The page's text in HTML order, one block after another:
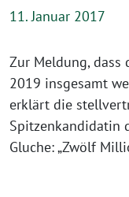
11. Januar 2017
Zur Meldung, dass
2019 insgesamt
erklärt die
Spitzenkandidatin
Gluche: „Zwölf